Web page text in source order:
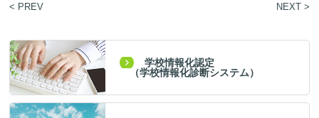
< PREV NEXT >
学校情報化認定
（学校情報化診断システム）